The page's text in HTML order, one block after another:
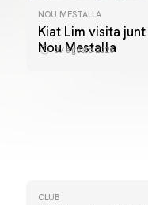
NOU MESTALLA
Kiat Lim visita
Nou Mestalla
07 agosto 2026
CLUB